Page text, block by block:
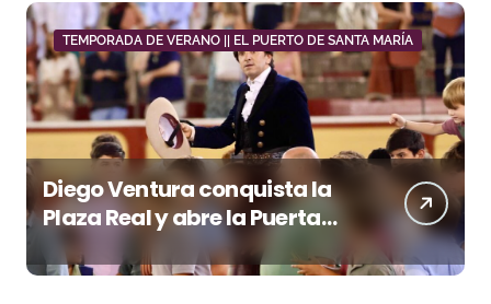
TEMPORADA DE VERANO || EL PUERTO DE SANTA MARÍA
Diego Ventura conquista la
Plaza Real y abre la Puerta
Grande en El Puerto